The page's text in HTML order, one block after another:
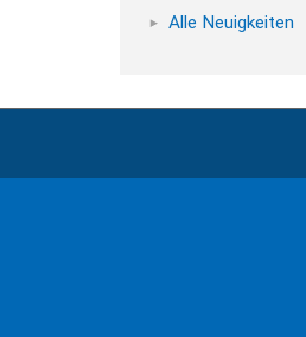
Alle Neuigkeiten